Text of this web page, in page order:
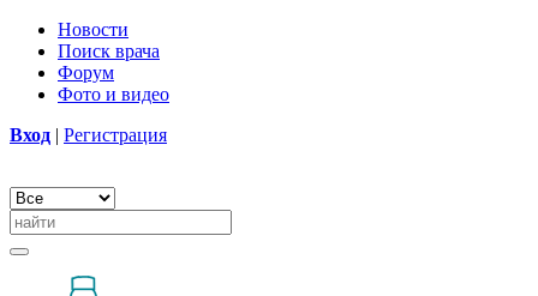
Новости
Поиск врача
Форум
Фото и видео
Вход | Регистрация